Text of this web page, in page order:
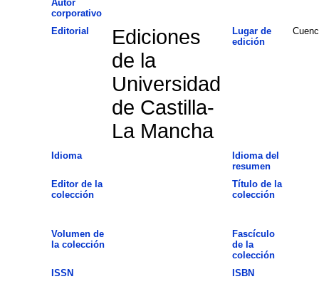
Autor
corporativo
Editorial
Ediciones
de la
Universidad
de Castilla-
La Mancha
Lugar de
edición
Idioma
Idioma del
resumen
Editor de la
colección
Título de la
colección
Volumen de
la colección
Fascículo
de la
colección
ISSN
ISBN